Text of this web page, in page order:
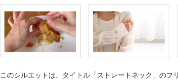
このシルエットは、タイトル「ストレートネック」の